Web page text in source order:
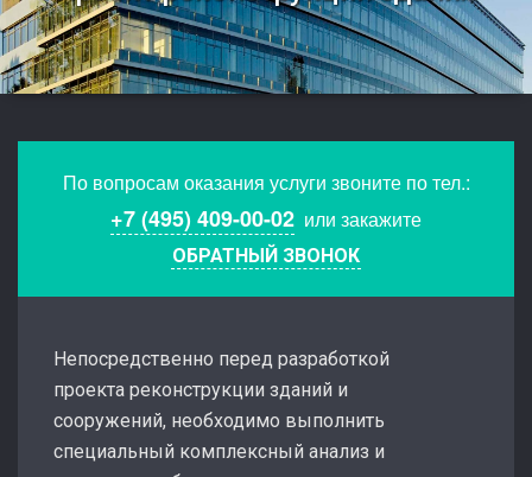
По вопросам оказания услуги звоните по тел.:
+7 (495) 409-00-02 или закажите
ОБРАТНЫЙ ЗВОНОК
Непосредственно перед разработкой
проекта реконструкции зданий и
сооружений, необходимо выполнить
специальный комплексный анализ и